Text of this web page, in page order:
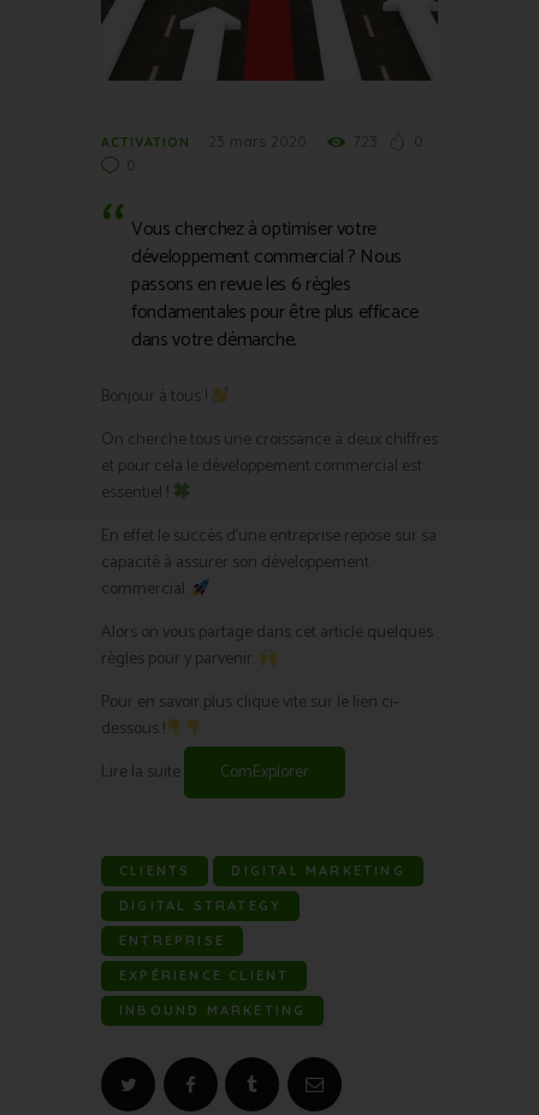
ACTIVATION
Vous cherchez à optimiser votre
développement commercial ? Nous
passons en revue les 6 règles
fondamentales pour être plus efficace
dans votre démarche.
Bonjour à tous !
On cherche tous une croissance à deux chiffres
et pour cela le développement commercial est
essentiel !
En effet le succès d’une entreprise repose sur sa
capacité à assurer son développement
commercial.
Alors on vous partage dans cet article quelques
règles pour y parvenir.
Pour en savoir plus clique vite sur le lien ci-
dessous !
Lire la suite
ComExplorer
CLIENTS DIGITAL MARKETING
DIGITAL STRATEGY
ENTREPRISE
EXPÉRIENCE CLIENT
INBOUND MARKETING